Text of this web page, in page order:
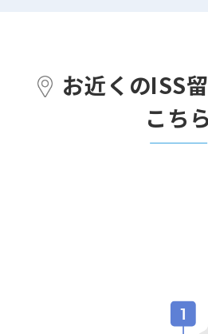
お近くのISS
こちら